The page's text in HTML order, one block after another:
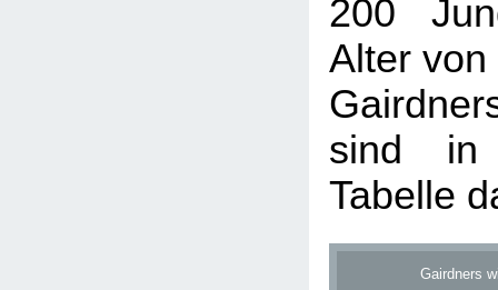
200
Alter
sind in
Tabelle
Gairdners